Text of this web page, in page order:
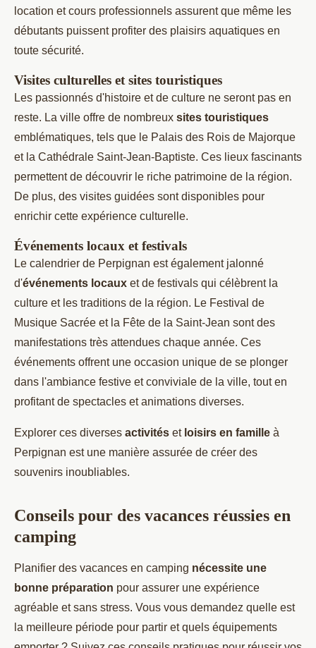
location et cours professionnels assurent que même les
débutants puissent profiter des plaisirs aquatiques en
toute sécurité.
Visites culturelles et sites touristiques
Les passionnés d'histoire et de culture ne seront pas en
reste. La ville offre de nombreux sites touristiques
emblématiques, tels que le Palais des Rois de Majorque
et la Cathédrale Saint-Jean-Baptiste. Ces lieux fascinants
permettent de découvrir le riche patrimoine de la région.
De plus, des visites guidées sont disponibles pour
enrichir cette expérience culturelle.
Événements locaux et festivals
Le calendrier de Perpignan est également jalonné
d'événements locaux et de festivals qui célèbrent la
culture et les traditions de la région. Le Festival de
Musique Sacrée et la Fête de la Saint-Jean sont des
manifestations très attendues chaque année. Ces
événements offrent une occasion unique de se plonger
dans l'ambiance festive et conviviale de la ville, tout en
profitant de spectacles et animations diverses.
Explorer ces diverses activités et loisirs en famille à
Perpignan est une manière assurée de créer des
souvenirs inoubliables.
Conseils pour des vacances réussies en
camping
Planifier des vacances en camping nécessite une
bonne préparation pour assurer une expérience
agréable et sans stress. Vous vous demandez quelle est
la meilleure période pour partir et quels équipements